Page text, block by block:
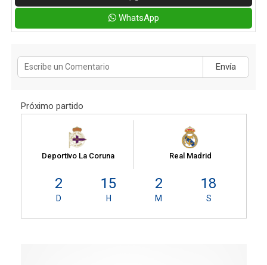
WhatsApp
Envía
Próximo partido
Deportivo La Coruna Real Madrid
2
D
15
H
2
M
18
S